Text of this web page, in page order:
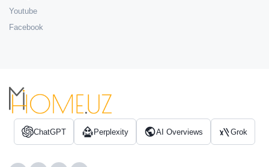
Youtube
Facebook
ChatGPT Perplexity AI Overviews Grok